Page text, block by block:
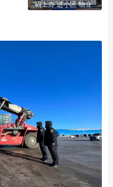
“码上办”进小区 物业服务“扫”出新速度